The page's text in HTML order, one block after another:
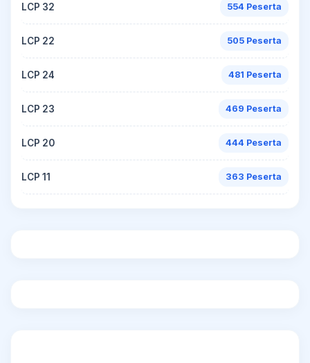
LCP 32 554 Peserta
LCP 22 505 Peserta
LCP 24 481 Peserta
LCP 23 469 Peserta
LCP 20 444 Peserta
LCP 11 363 Peserta